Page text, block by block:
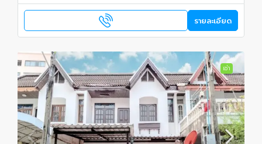
รายละเอียด
เช่า